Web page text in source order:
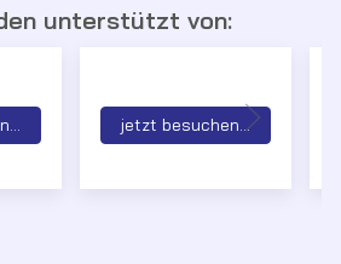
unterstützt von:
jetzt besuchen...